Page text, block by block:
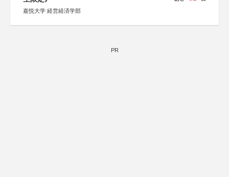
嘉悦大学 経営経済学部
PR